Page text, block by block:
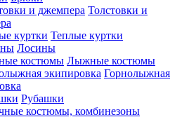
Толстовки и
Теплые куртки
Лосины
Лыжные костюмы
Горнолыжная
Рубашки